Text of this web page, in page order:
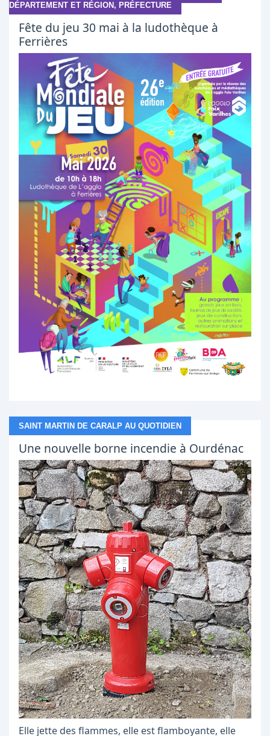
DÉPARTEMENT ET RÉGION, PRÉFECTURE
Fête du jeu 30 mai à la ludothèque à
Ferrières
SAINT MARTIN DE CARALP AU QUOTIDIEN
Une nouvelle borne incendie à Ourdénac
Elle jette des flammes, elle est flamboyante, elle